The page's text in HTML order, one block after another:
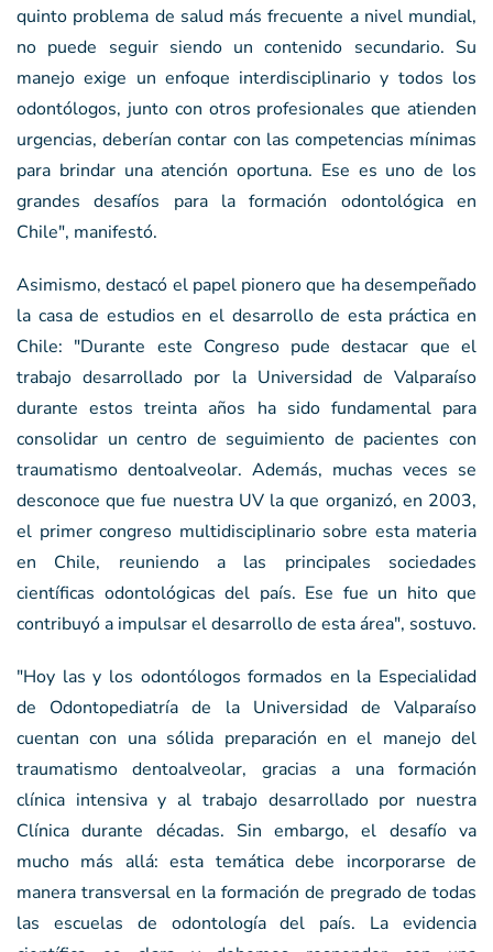
quinto problema de salud más frecuente a nivel mundial,
no puede seguir siendo un contenido secundario. Su
manejo exige un enfoque interdisciplinario y todos los
odontólogos, junto con otros profesionales que atienden
urgencias, deberían contar con las competencias mínimas
para brindar una atención oportuna. Ese es uno de los
grandes desafíos para la formación odontológica en
Chile", manifestó.
Asimismo, destacó el papel pionero que ha desempeñado
la casa de estudios en el desarrollo de esta práctica en
Chile: "Durante este Congreso pude destacar que el
trabajo desarrollado por la Universidad de Valparaíso
durante estos treinta años ha sido fundamental para
consolidar un centro de seguimiento de pacientes con
traumatismo dentoalveolar. Además, muchas veces se
desconoce que fue nuestra UV la que organizó, en 2003,
el primer congreso multidisciplinario sobre esta materia
en Chile, reuniendo a las principales sociedades
científicas odontológicas del país. Ese fue un hito que
contribuyó a impulsar el desarrollo de esta área", sostuvo.
"Hoy las y los odontólogos formados en la Especialidad
de Odontopediatría de la Universidad de Valparaíso
cuentan con una sólida preparación en el manejo del
traumatismo dentoalveolar, gracias a una formación
clínica intensiva y al trabajo desarrollado por nuestra
Clínica durante décadas. Sin embargo, el desafío va
mucho más allá: esta temática debe incorporarse de
manera transversal en la formación de pregrado de todas
las escuelas de odontología del país. La evidencia